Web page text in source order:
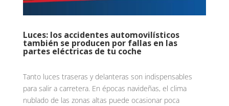
Luces: los accidentes automovilísticos
también se producen por fallas en las
partes eléctricas de tu coche
Tanto luces traseras y delanteras son indispensables
para salir a carretera. En épocas navideñas, el clima
nublado de las zonas altas puede ocasionar poca